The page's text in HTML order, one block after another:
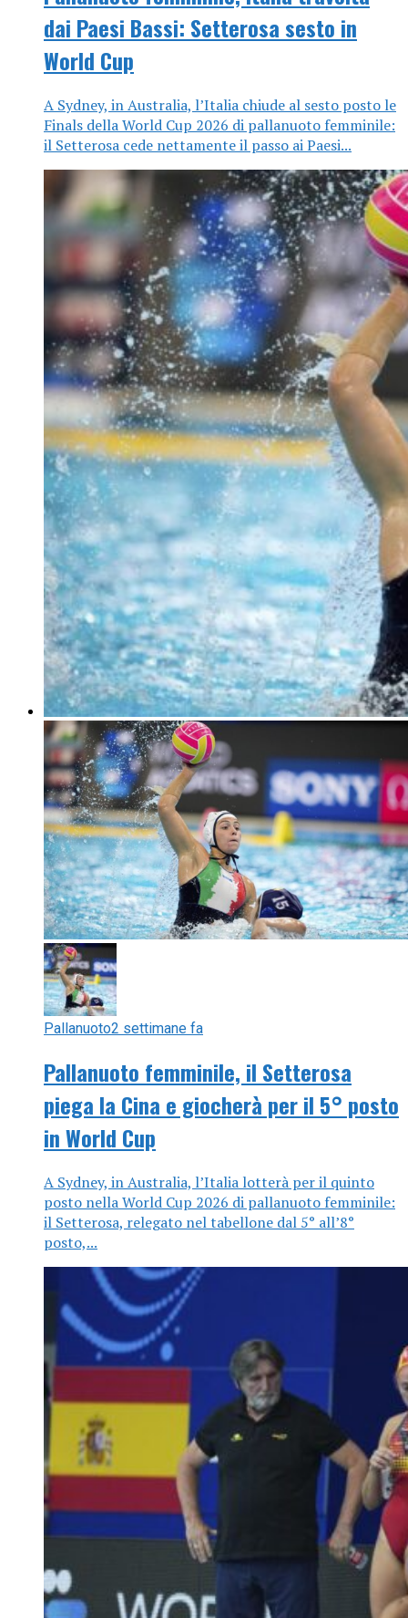
dai Paesi Bassi: Setterosa sesto in
World Cup
A Sydney, in Australia, l’Italia chiude al sesto posto le
Finals della World Cup 2026 di pallanuoto femminile:
il Setterosa cede nettamente il passo ai Paesi...
Pallanuoto2 settimane fa
Pallanuoto femminile, il Setterosa
piega la Cina e giocherà per il 5° posto
in World Cup
A Sydney, in Australia, l’Italia lotterà per il quinto
posto nella World Cup 2026 di pallanuoto femminile:
il Setterosa, relegato nel tabellone dal 5° all’8°
posto,...